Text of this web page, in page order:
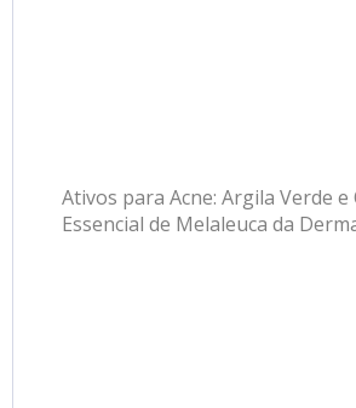
Ativos para Acne: Argila Verde e
Essencial de Melaleuca da